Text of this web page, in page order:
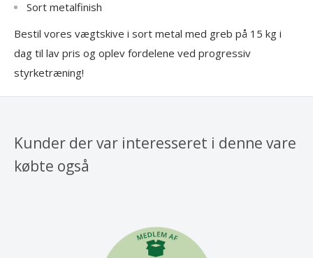
Sort metalfinish
Bestil vores vægtskive i sort metal med greb på 15 kg i
dag til lav pris og oplev fordelene ved progressiv
styrketræning!
Kunder der var interesseret i denne vare
købte også